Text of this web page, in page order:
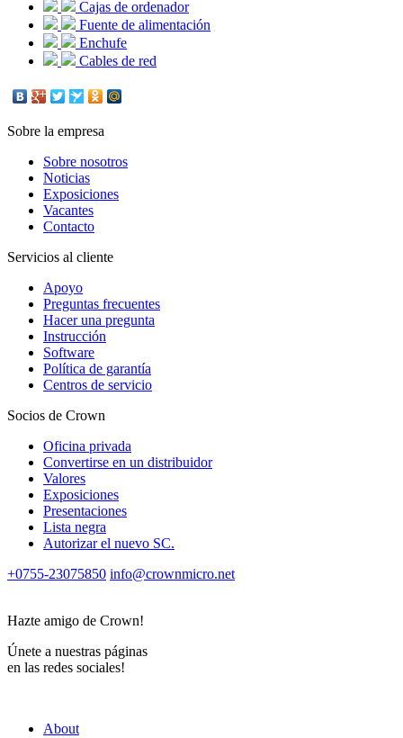
Cajas de ordenador
Fuente de alimentación
Enchufe
Cables de red
Sobre la empresa
Sobre nosotros
Noticias
Exposiciones
Vacantes
Contacto
Servicios al cliente
Apoyo
Preguntas frecuentes
Hacer una pregunta
Instrucción
Software
Política de garantía
Centros de servicio
Socios de Crown
Oficina privada
Convertirse en un distribuidor
Valores
Exposiciones
Presentaciones
Lista negra
Autorizar el nuevo SС.
+0755-23075850 info@crownmicro.net
Hazte amigo de Crown!
Únete a nuestras páginas
en las redes sociales!
About